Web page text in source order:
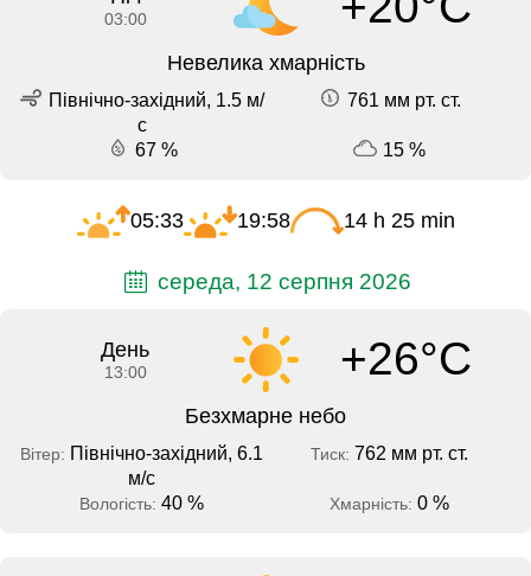
03:00
Невелика хмарність
Північно-західний, 1.5 м/
с
761 мм рт. ст.
67 % 15 %
05:33 19:58 14 h 25 min
середа, 12 серпня 2026
День
13:00 +26°C
Безхмарне небо
Вітер: Північно-західний, 6.1
м/с
Тиск: 762 мм рт. ст.
Вологість: 40 % Хмарність: 0 %